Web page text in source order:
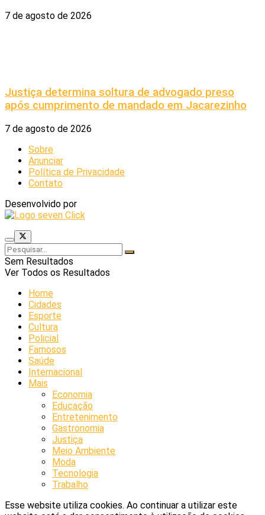
7 de agosto de 2026
Justiça determina soltura de advogado preso
após cumprimento de mandado em Jacarezinho
7 de agosto de 2026
Sobre
Anunciar
Política de Privacidade
Contato
Desenvolvido por
Sem Resultados
Ver Todos os Resultados
Home
Cidades
Esporte
Cultura
Policial
Famosos
Saúde
Internacional
Mais
Economia
Educação
Entretenimento
Gastronomia
Justiça
Meio Ambiente
Moda
Tecnologia
Trabalho
Esse website utiliza cookies. Ao continuar a utilizar este